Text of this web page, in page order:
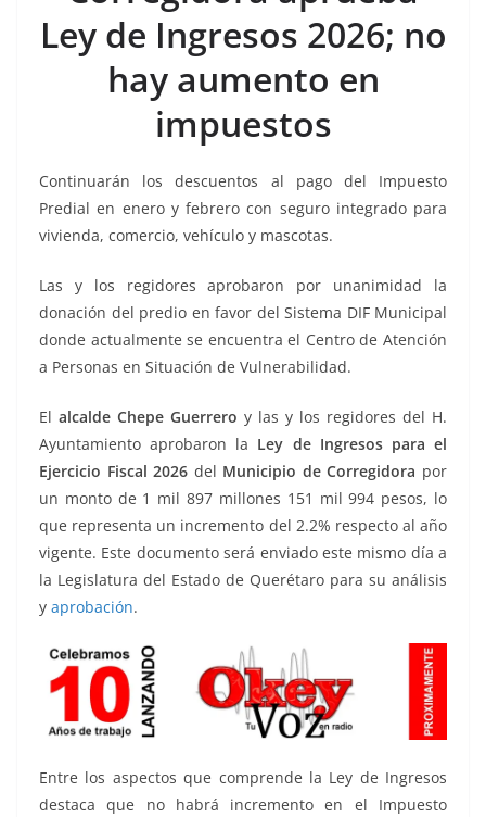
o p er
Ley de Ingresos 2026; no
hay aumento en
impuestos
Continuarán los descuentos al pago del Impuesto
Predial en enero y febrero con seguro integrado para
vivienda, comercio, vehículo y mascotas.
Las y los regidores aprobaron por unanimidad la
donación del predio en favor del Sistema DIF Municipal
donde actualmente se encuentra el Centro de Atención
a Personas en Situación de Vulnerabilidad.
El alcalde Chepe Guerrero y las y los regidores del H.
Ayuntamiento aprobaron la Ley de Ingresos para el
Ejercicio Fiscal 2026 del Municipio de Corregidora por
un monto de 1 mil 897 millones 151 mil 994 pesos, lo
que representa un incremento del 2.2% respecto al año
vigente. Este documento será enviado este mismo día a
la Legislatura del Estado de Querétaro para su análisis
y aprobación.
Entre los aspectos que comprende la Ley de Ingresos
destaca que no habrá incremento en el Impuesto